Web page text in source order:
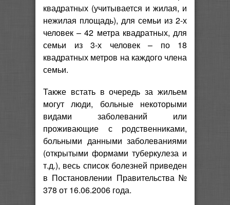
квадратных (учитывается и жилая, и
нежилая площадь), для семьи из 2-х
человек – 42 метра квадратных, для
семьи из 3-х человек – по 18
квадратных метров на каждого члена
семьи.
Также встать в очередь за жильем
могут люди, больные некоторыми
видами заболеваний или
проживающие с родственниками,
больными данными заболеваниями
(открытыми формами туберкулеза и
т.д.), весь список болезней приведен
в Постановлении Правительства №
378 от 16.06.2006 года.